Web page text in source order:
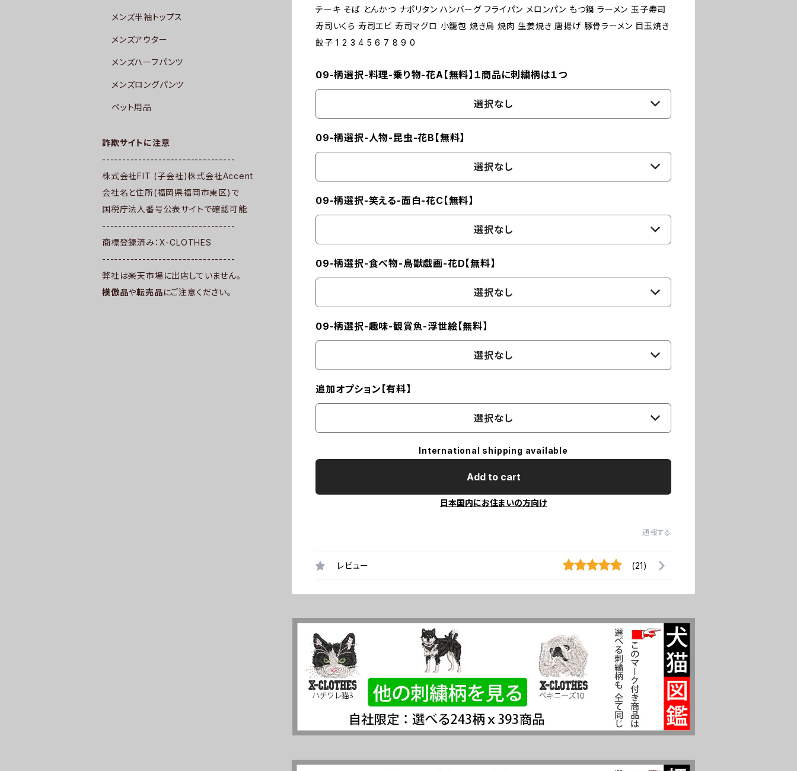
テーキ そば とんかつ ナポリタン ハンバーグ フライパン メロンパン もつ鍋 ラーメン 玉子寿司
寿司いくら 寿司エビ 寿司マグロ 小籠包 焼き鳥 焼肉 生姜焼き 唐揚げ 豚骨ラーメン 目玉焼き
餃子 1 2 3 4 5 6 7 8 9 0
09-柄選択-料理-乗り物-花A【無料】１商品に刺繍柄は１つ
選択なし
09-柄選択-人物-昆虫-花B【無料】
選択なし
09-柄選択-笑える-面白-花C【無料】
選択なし
09-柄選択-食べ物-鳥獣戯画-花D【無料】
選択なし
09-柄選択-趣味-観賞魚-浮世絵【無料】
選択なし
追加オプション【有料】
選択なし
International shipping available
Add to cart
日本国内にお住まいの方向け
通報する
レビュー (21)
メンズ半袖トップス
メンズアウター
メンズハーフパンツ
メンズロングパンツ
ペット用品
詐欺サイトに注意
---------------------------------
株式会社FIT (子会社)株式会社Accent
会社名と住所(福岡県福岡市東区)で
国税庁法人番号公表サイトで確認可能
---------------------------------
商標登録済み：X-CLOTHES
---------------------------------
弊社は楽天市場に出店していません。
模倣品や転売品にご注意ください。